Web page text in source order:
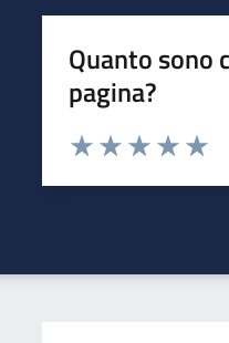
Quanto sono
pagina?
Valuta da 1 a 5 stelle la pagina